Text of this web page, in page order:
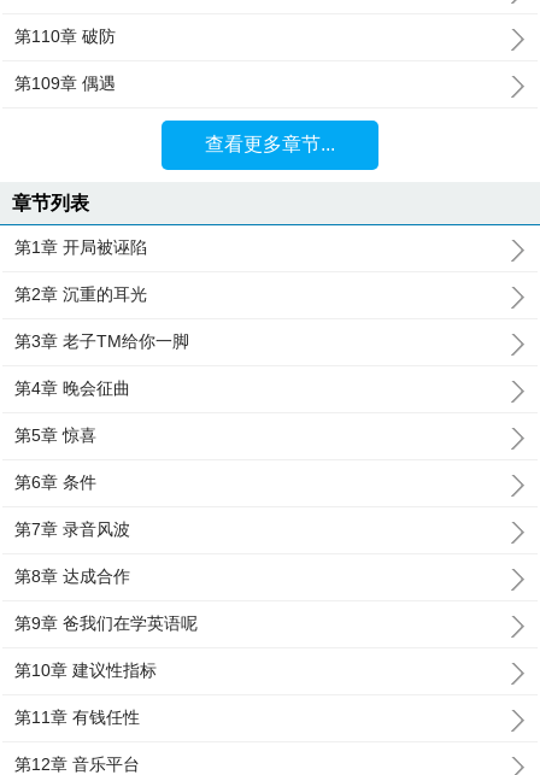
第110章 破防
第109章 偶遇
查看更多章节...
章节列表
第1章 开局被诬陷
第2章 沉重的耳光
第3章 老子TM给你一脚
第4章 晚会征曲
第5章 惊喜
第6章 条件
第7章 录音风波
第8章 达成合作
第9章 爸我们在学英语呢
第10章 建议性指标
第11章 有钱任性
第12章 音乐平台